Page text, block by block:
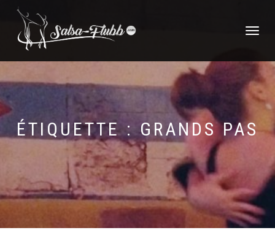
DÉPLIER
ÉTIQUETTE :GRANDS PAS